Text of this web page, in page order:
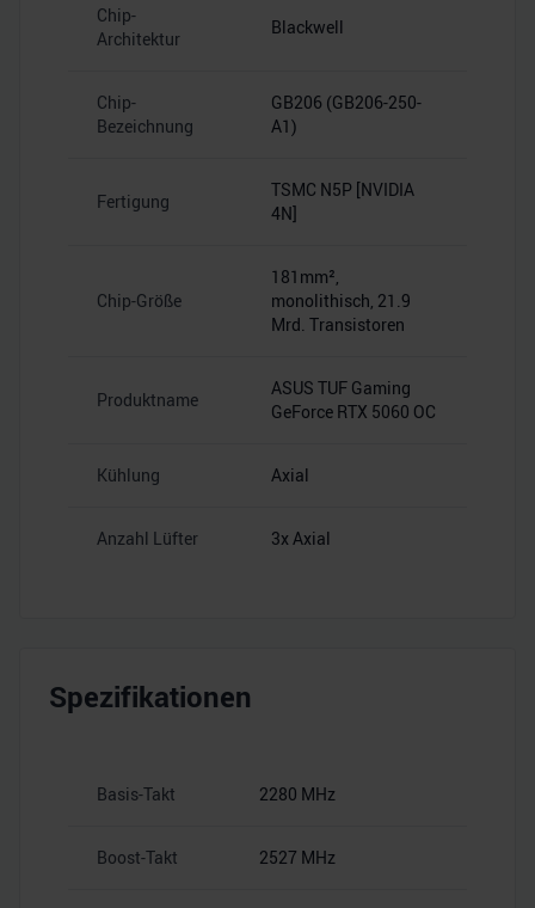
Chip-
Architektur
Blackwell
Chip-
Bezeichnung
GB206 (GB206-250-
A1)
Fertigung
TSMC N5P [NVIDIA
4N]
Chip-Größe
181mm²,
monolithisch, 21.9
Mrd. Transistoren
Produktname
ASUS TUF Gaming
GeForce RTX 5060 OC
Kühlung Axial
Anzahl Lüfter 3x Axial
Spezifikationen
Basis-Takt 2280 MHz
Boost-Takt 2527 MHz